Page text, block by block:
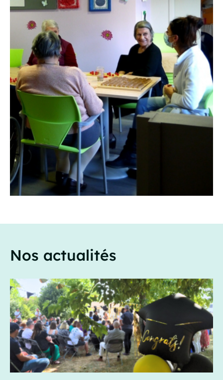
Nos actualités